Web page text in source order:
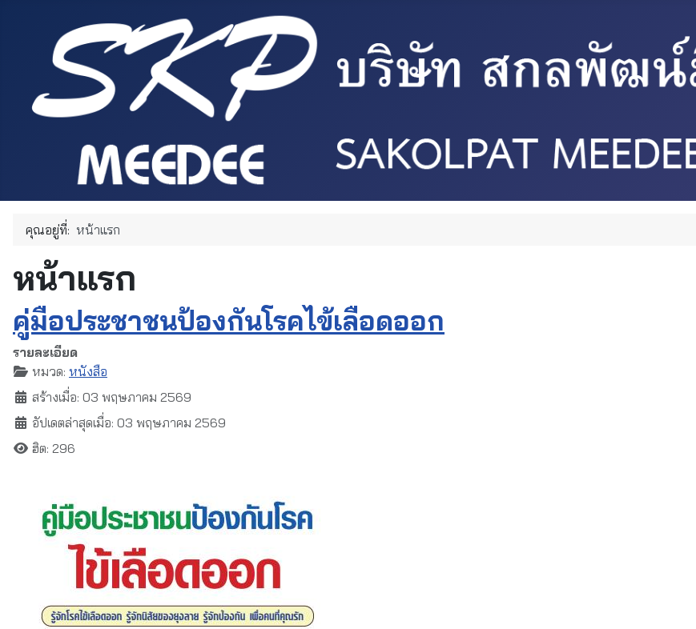
คุณอยู่ที่: หน้าแรก
หน้าแรก
คู่มือประชาชนป้องกันโรคไข้เลือดออก
รายละเอียด
หมวด: หนังสือ
สร้างเมื่อ: 03 พฤษภาคม 2569
อัปเดตล่าสุดเมื่อ: 03 พฤษภาคม 2569
ฮิต: 296